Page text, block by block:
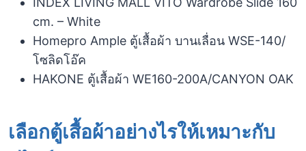
cm. – White
Homepro Ample ตู้เสื้อผ้า บานเลื่อน WSE-140/
โซลิดโอ๊ค
HAKONE ตู้เสื้อผ้า WE160-200A/CANYON OAK
เลือกตู้เสื้อผ้าอย่างไรให้เหมาะกับ